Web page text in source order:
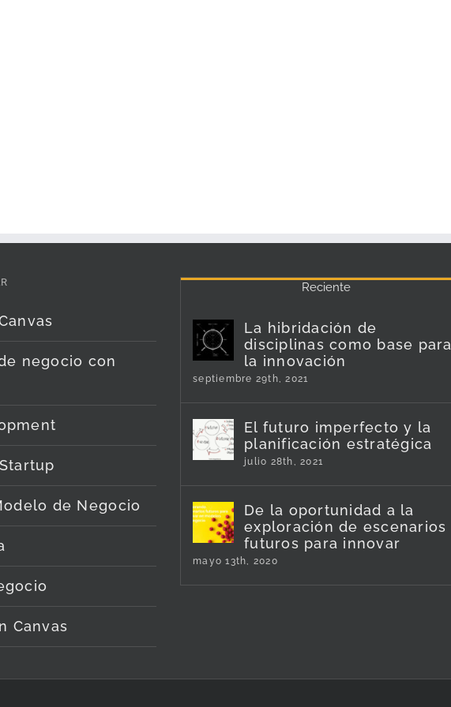
negocio con
de Negocio
Canvas
Reciente
La hibridación de
disciplinas como base para
la innovación
septiembre 29th, 2021
El futuro imperfecto y la
planificación estratégica
julio 28th, 2021
De la oportunidad a la
exploración de escenarios
futuros para innovar
mayo 13th, 2020